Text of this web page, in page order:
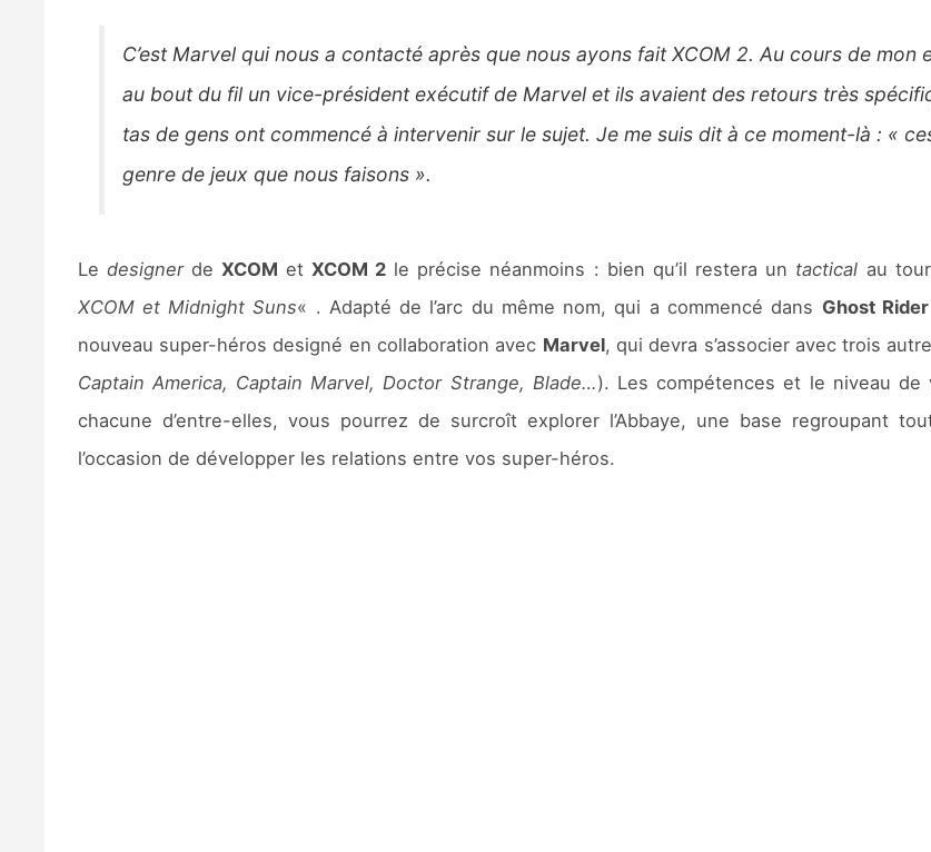
C’est Marvel qui nous a contacté après que nous ayons fait XCOM 2. Au cours de
au bout du fil un vice-président exécutif de Marvel et ils avaient des retours très
tas de gens ont commencé à intervenir sur le sujet. Je me suis dit à ce moment-là : «
genre de jeux que nous faisons ».
Le designerdeXCOM et XCOM 2le précise néanmoins : bien qu’il restera un tactical au
XCOM et Midnight Suns« . Adapté de l’arc du même nom, qui a commencé dans Ghost Rider
nouveau super-héros designé en collaboration avec Marvel, qui devra s’associer avec trois
Captain America, Captain Marvel, Doctor Strange, Blade…). Les compétences et le niveau de
chacune d’entre-elles, vous pourrez de surcroît explorer l’Abbaye, une base regroupant
l’occasion de développer les relations entre vos super-héros.